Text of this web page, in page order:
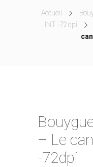
Accueil
INT -72dpi
– Le
-72dpi